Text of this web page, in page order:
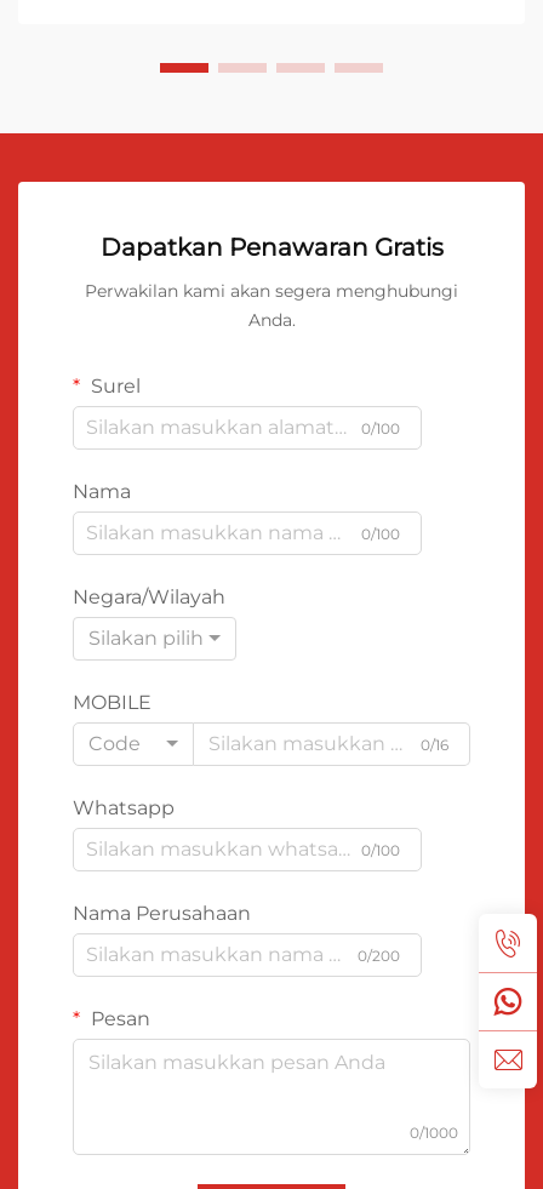
Dapatkan Penawaran Gratis
Perwakilan kami akan segera menghubungi
Anda.
Surel
0/100
Nama
0/100
Negara/Wilayah
Silakan pilih
MOBILE
Code
0/16
Whatsapp
0/100
Nama Perusahaan
0/200
Pesan
0/1000